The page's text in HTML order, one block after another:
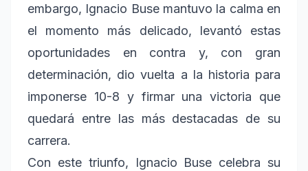
embargo, Ignacio Buse mantuvo la calma en
el momento más delicado, levantó estas
oportunidades en contra y, con gran
determinación, dio vuelta a la historia para
imponerse 10-8 y firmar una victoria que
quedará entre las más destacadas de su
carrera.
Con este triunfo, Ignacio Buse celebra su